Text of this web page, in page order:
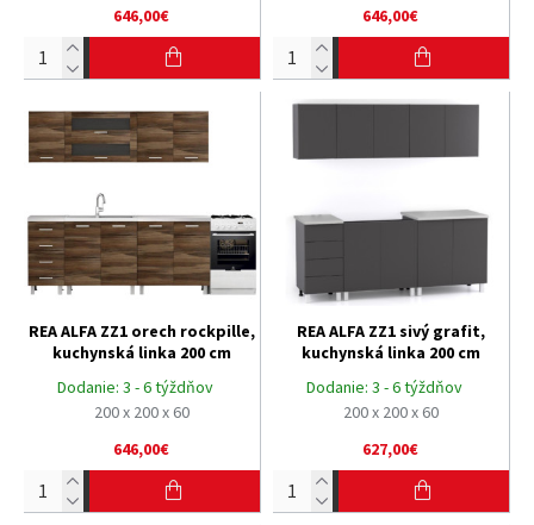
646,00€ 646,00€
Dodanie: 3 - 6 týždňov
200 x 200 x 60
REA ALFA ZZ1 orech rockpille,
kuchynská linka 200 cm
646,00€
Dodanie: 3 - 6 týždňov
200 x 200 x 60
REA ALFA ZZ1 sivý grafit,
kuchynská linka 200 cm
627,00€